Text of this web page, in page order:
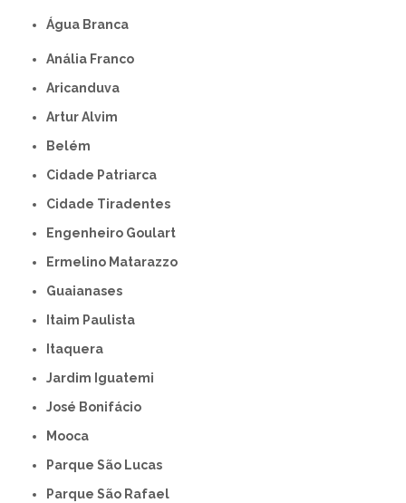
Água Branca
Anália Franco
Aricanduva
Artur Alvim
Belém
Cidade Patriarca
Cidade Tiradentes
Engenheiro Goulart
Ermelino Matarazzo
Guaianases
Itaim Paulista
Itaquera
Jardim Iguatemi
José Bonifácio
Mooca
Parque São Lucas
Parque São Rafael